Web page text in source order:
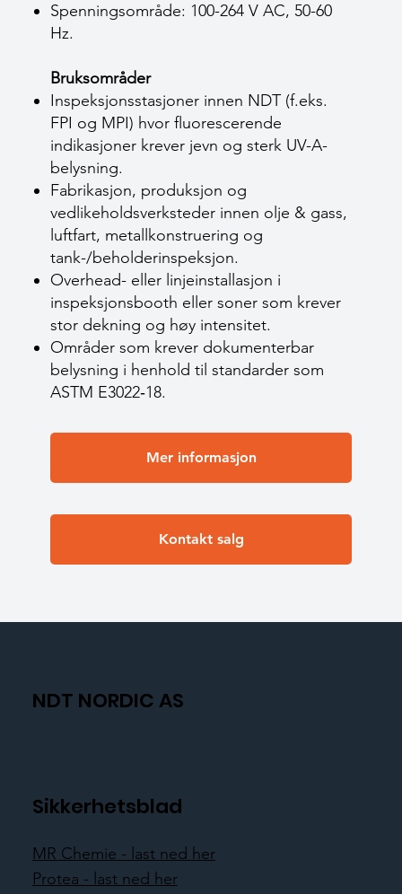
Spenningsområde: 100-264 V AC, 50-60
Hz.
Bruksområder
Inspeksjonsstasjoner innen NDT (f.eks.
FPI og MPI) hvor fluorescerende
indikasjoner krever jevn og sterk UV-A-
belysning.
Fabrikasjon, produksjon og
vedlikeholdsverksteder innen olje & gass,
luftfart, metallkonstruering og
tank-/beholderinspeksjon.
Overhead- eller linjeinstallasjon i
inspeksjonsbooth eller soner som krever
stor dekning og høy intensitet.
Områder som krever dokumenterbar
belysning i henhold til standarder som
ASTM E3022‑18.
Mer informasjon
Kontakt salg
NDT NORDIC AS
Sikkerhetsblad
MR Chemie - last ned her
Protea - last ned her